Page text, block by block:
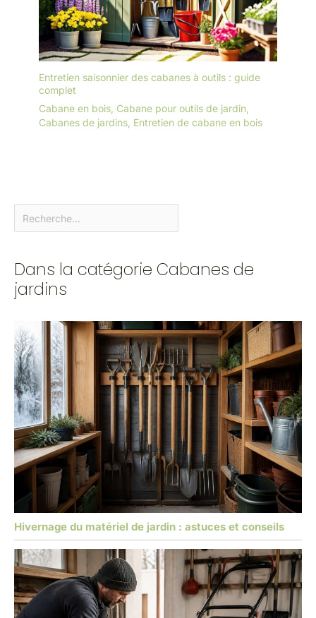
Entretien saisonnier des cabanes à outils : guide
complet
Cabane en bois Cabane pour outils de jardin
Cabanes de jardins Entretien de cabane en bois
Dans la catégorie Cabanes de
jardins
Hivernage du matériel de jardin : astuces et conseils